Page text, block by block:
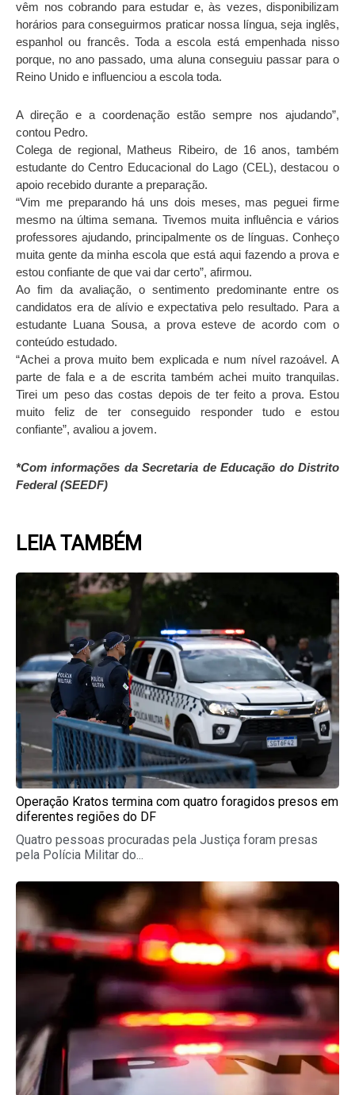
vêm nos cobrando para estudar e, às vezes, disponibilizam
horários para conseguirmos praticar nossa língua, seja inglês,
espanhol ou francês. Toda a escola está empenhada nisso
porque, no ano passado, uma aluna conseguiu passar para o
Reino Unido e influenciou a escola toda.
A direção e a coordenação estão sempre nos ajudando”,
contou Pedro.
Colega de regional, Matheus Ribeiro, de 16 anos, também
estudante do Centro Educacional do Lago (CEL), destacou o
apoio recebido durante a preparação.
“Vim me preparando há uns dois meses, mas peguei firme
mesmo na última semana. Tivemos muita influência e vários
professores ajudando, principalmente os de línguas. Conheço
muita gente da minha escola que está aqui fazendo a prova e
estou confiante de que vai dar certo”, afirmou.
Ao fim da avaliação, o sentimento predominante entre os
candidatos era de alívio e expectativa pelo resultado. Para a
estudante Luana Sousa, a prova esteve de acordo com o
conteúdo estudado.
“Achei a prova muito bem explicada e num nível razoável. A
parte de fala e a de escrita também achei muito tranquilas.
Tirei um peso das costas depois de ter feito a prova. Estou
muito feliz de ter conseguido responder tudo e estou
confiante”, avaliou a jovem.
*Com informações da Secretaria de Educação do Distrito
Federal (SEEDF)
LEIA TAMBÉM
Operação Kratos termina com quatro foragidos presos em
diferentes regiões do DF
Quatro pessoas procuradas pela Justiça foram presas
pela Polícia Militar do...
PagePagePagePage